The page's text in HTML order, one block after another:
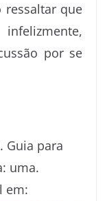
ressaltar que
por se
Guia para
uma.
em: